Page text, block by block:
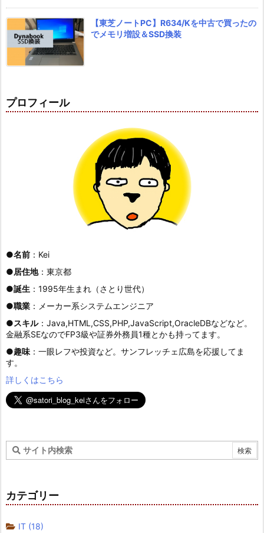
【東芝ノートPC】R634/Kを中古で買ったの
でメモリ増設＆SSD換装
プロフィール
●名前 ：Kei
●居住地：東京都
●誕生 ：1995年生まれ（さとり世代）
●職業 ：メーカー系システムエンジニア
●スキル：Java,HTML,CSS,PHP,JavaScript,OracleDBなどなど。
金融系SEなのでFP3級や証券外務員1種とかも持ってます。
●趣味 ：一眼レフや投資など。サンフレッチェ広島を応援してま
す。
詳しくはこちら
カテゴリー
IT (18)